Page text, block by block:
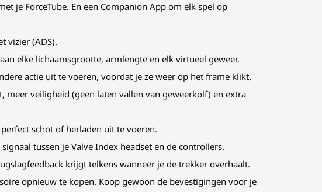
je ForceTube. En een Companion App om elk spel op
vizier (ADS).
elke lichaamsgrootte, armlengte en elk virtueel geweer.
actie uit te voeren, voordat je ze weer op het frame klikt.
meer veiligheid (geen laten vallen vangeweerkolf) en extra
schot of herladen uit te voeren.
tussen je Valve Index headset en de controllers.
krijgt telkens wanneer je de trekker overhaalt.
opnieuw te kopen. Koop gewoon de bevestigingen voor je